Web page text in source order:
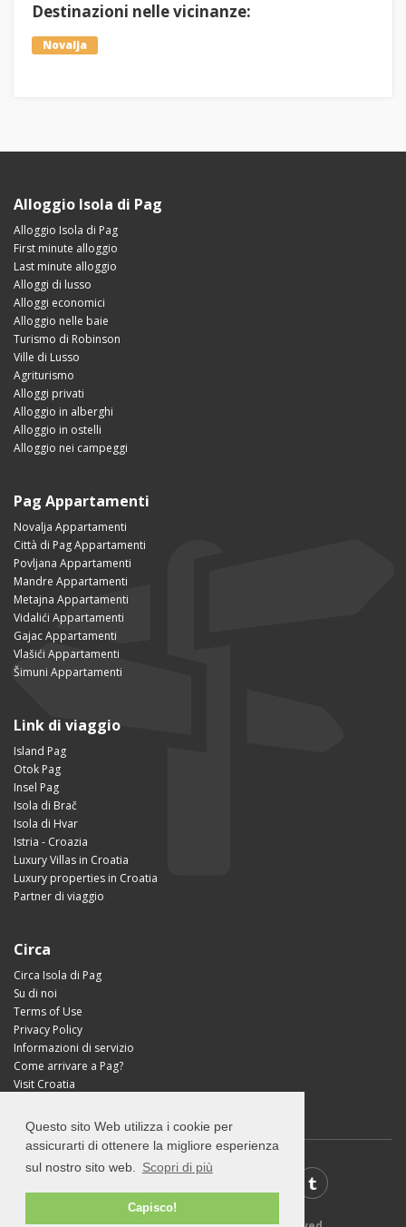
Questo sito Web utilizza i cookie per
assicurarti di ottenere la migliore esperienza
sul nostro sito web.
Scopri di più
Capisco!
Destinazioni nelle vicinanze:
Novalja
Alloggio Isola di Pag
Alloggio Isola di Pag
First minute alloggio
Last minute alloggio
Alloggi di lusso
Alloggi economici
Alloggio nelle baie
Turismo di Robinson
Ville di Lusso
Agriturismo
Alloggi privati
Alloggio in alberghi
Alloggio in ostelli
Alloggio nei campeggi
Pag Appartamenti
Novalja Appartamenti
Città di Pag Appartamenti
Povljana Appartamenti
Mandre Appartamenti
Metajna Appartamenti
Vidalići Appartamenti
Gajac Appartamenti
Vlašići Appartamenti
Šimuni Appartamenti
Link di viaggio
Island Pag
Otok Pag
Insel Pag
Isola di Brač
Isola di Hvar
Istria - Croazia
Luxury Villas in Croatia
Luxury properties in Croatia
Partner di viaggio
Circa
Circa Isola di Pag
Su di noi
Terms of Use
Privacy Policy
Informazioni di servizio
Come arrivare a Pag?
Visit Croatia